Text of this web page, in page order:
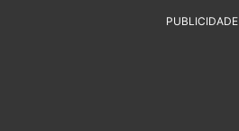
PUBLICIDADE